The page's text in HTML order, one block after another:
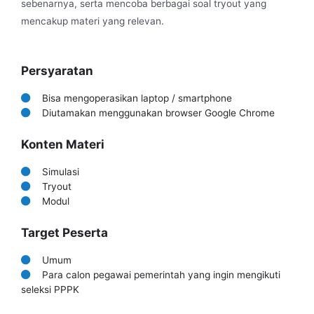
sebenarnya, serta mencoba berbagai soal tryout yang
mencakup materi yang relevan.
Persyaratan
Bisa mengoperasikan laptop / smartphone
Diutamakan menggunakan browser Google Chrome
Konten Materi
Simulasi
Tryout
Modul
Target Peserta
Umum
Para calon pegawai pemerintah yang ingin mengikuti
seleksi PPPK